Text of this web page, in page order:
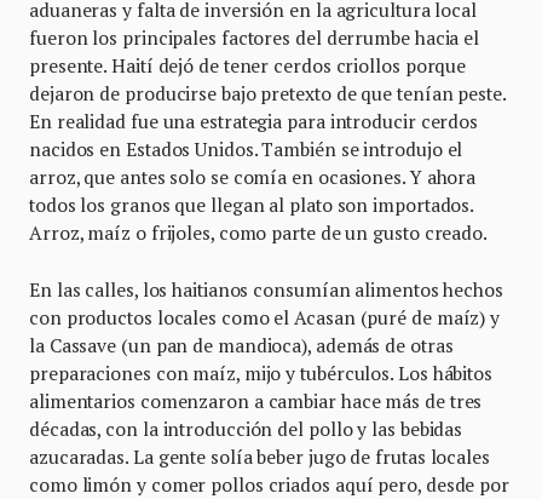
aduaneras y falta de inversión en la agricultura local
fueron los principales factores del derrumbe hacia el
presente. Haití dejó de tener cerdos criollos porque
dejaron de producirse bajo pretexto de que tenían peste.
En realidad fue una estrategia para introducir cerdos
nacidos en Estados Unidos. También se introdujo el
arroz, que antes solo se comía en ocasiones. Y ahora
todos los granos que llegan al plato son importados.
Arroz, maíz o frijoles, como parte de un gusto creado.
En las calles, los haitianos consumían alimentos hechos
con productos locales como el Acasan (puré de maíz) y
la Cassave (un pan de mandioca), además de otras
preparaciones con maíz, mijo y tubérculos. Los hábitos
alimentarios comenzaron a cambiar hace más de tres
décadas, con la introducción del pollo y las bebidas
azucaradas. La gente solía beber jugo de frutas locales
como limón y comer pollos criados aquí pero, desde por